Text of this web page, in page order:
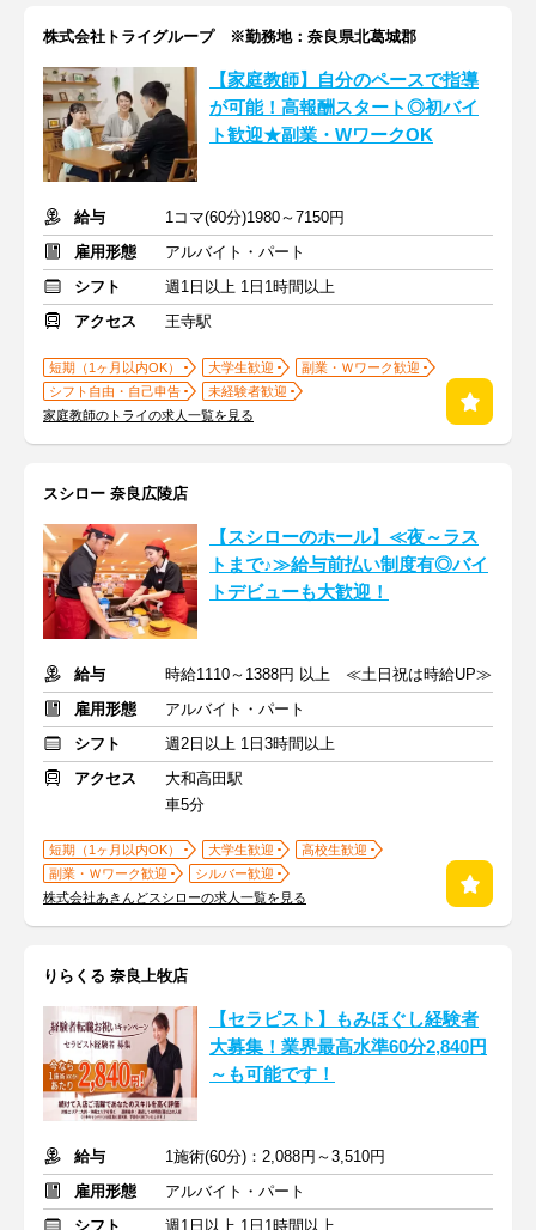
株式会社トライグループ ※勤務地：奈良県北葛城郡
【家庭教師】自分のペースで指導
が可能！高報酬スタート◎初バイ
ト歓迎★副業・WワークOK
給与
1コマ(60分)1980～7150円
雇用形態
アルバイト・パート
シフト
週1日以上 1日1時間以上
アクセス
王寺駅
短期（1ヶ月以内OK） 大学生歓迎
副業・Ｗワーク歓迎
シフト自由・自己申告
未経験者歓迎
家庭教師のトライの求人一覧を見る
スシロー 奈良広陵店
【スシローのホール】≪夜～ラス
トまで♪≫給与前払い制度有◎バイ
トデビューも大歓迎！
給与
時給1110～1388円 以上 ≪土日祝は時給UP≫
雇用形態
アルバイト・パート
シフト
週2日以上 1日3時間以上
アクセス
大和高田駅
車5分
短期（1ヶ月以内OK） 大学生歓迎
高校生歓迎
副業・Ｗワーク歓迎
シルバー歓迎
株式会社あきんどスシローの求人一覧を見る
りらくる 奈良上牧店
【セラピスト】もみほぐし経験者
大募集！業界最高水準60分2,840円
～も可能です！
給与
1施術(60分)：2,088円～3,510円
雇用形態
アルバイト・パート
シフト
週1日以上 1日1時間以上